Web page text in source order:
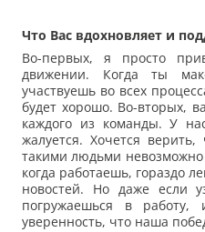
Что Вас вдохновляет и
Во-первых, я просто
движении. Когда ты
участвуешь во всех
будет хорошо. Во-вторых,
каждого из команды. У
жалуется. Хочется
такими людьми невозможно
когда работаешь, гораздо
новостей. Но даже если
погружаешься в
уверенность, что наша